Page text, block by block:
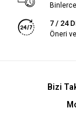
7 / 24
Öneri
Bizi